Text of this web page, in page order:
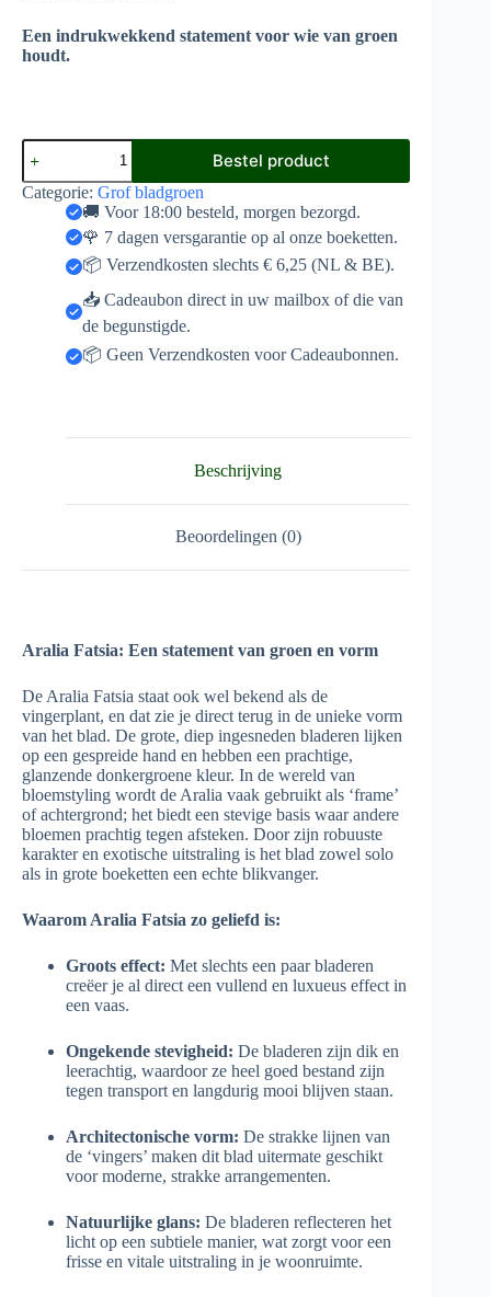
Een indrukwekkend statement voor wie van groen
houdt.
Aralia
Fatsia
aantal
Bestel product
Categorie: Grof bladgroen
🚚 Voor 18:00 besteld, morgen bezorgd.
🌹 7 dagen versgarantie op al onze boeketten.
📦 Verzendkosten slechts € 6,25 (NL & BE).
📥 Cadeaubon direct in uw mailbox of die van
de begunstigde.
📦 Geen Verzendkosten voor Cadeaubonnen.
Beschrijving
Beoordelingen (0)
Aralia Fatsia: Een statement van groen en vorm
De Aralia Fatsia staat ook wel bekend als de
vingerplant, en dat zie je direct terug in de unieke vorm
van het blad. De grote, diep ingesneden bladeren lijken
op een gespreide hand en hebben een prachtige,
glanzende donkergroene kleur. In de wereld van
bloemstyling wordt de Aralia vaak gebruikt als ‘frame’
of achtergrond; het biedt een stevige basis waar andere
bloemen prachtig tegen afsteken. Door zijn robuuste
karakter en exotische uitstraling is het blad zowel solo
als in grote boeketten een echte blikvanger.
Waarom Aralia Fatsia zo geliefd is:
Groots effect: Met slechts een paar bladeren
creëer je al direct een vullend en luxueus effect in
een vaas.
Ongekende stevigheid: De bladeren zijn dik en
leerachtig, waardoor ze heel goed bestand zijn
tegen transport en langdurig mooi blijven staan.
Architectonische vorm: De strakke lijnen van
de ‘vingers’ maken dit blad uitermate geschikt
voor moderne, strakke arrangementen.
Natuurlijke glans: De bladeren reflecteren het
licht op een subtiele manier, wat zorgt voor een
frisse en vitale uitstraling in je woonruimte.